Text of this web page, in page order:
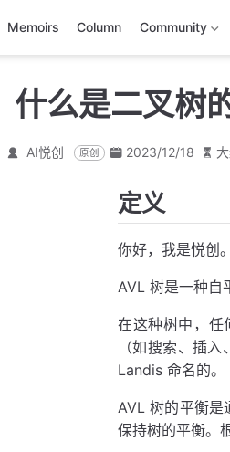
Memoirs Column Community
什么是二叉树
AI悦创 原创 2023/12/18
定义
你好，我是悦创。
AVL 树是一种自
在这种树中，任
（如搜索、插
Landis 命名的。
AVL 树的平衡是
保持树的平衡。